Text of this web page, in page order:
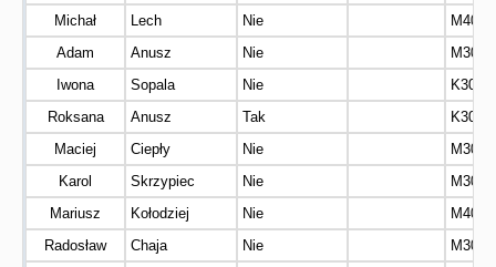
Michał
Lech Nie
M40
Adam
Anusz Nie
M30
Iwona
Sopala Nie
K30
Roksana
Anusz Tak
K30
Maciej
Ciepły Nie
M30
Karol
Skrzypiec Nie
M30
Mariusz
Kołodziej Nie
M40
Radosław
Chaja Nie
M30